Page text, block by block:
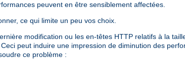
peuvent en être sensiblement affectées.
ce qui limite un peu vos choix.
modification ou les en-têtes HTTP relatifs à la
peut induire une impression de diminution des
ce problème :